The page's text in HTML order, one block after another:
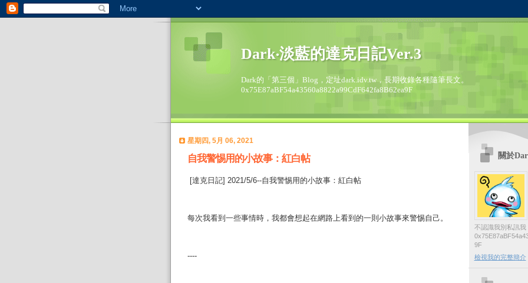
Dark‧淡藍的達克日記Ver.3
Dark的「第三個」Blog，定址dark.idv.tw，長期收錄各種隨筆長文。
0x75E87aBF54a43560a8822a99CdF642fa8B62ea9F
星期四, 5月 06, 2021
自我警惕用的小故事：紅白帖
[達克日記] 2021/5/6--自我警惕用的小故事：紅白帖
每次我看到一些事情時，我都會想起在網路上看到的一則小故事來警惕自己。
----
關於
不認識我別私訊我
9F
檢視我的完整簡介